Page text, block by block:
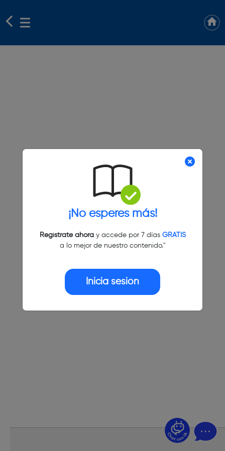
¡No esperes más!
Regístrate ahoray accede por 7 días GRATIS
a lo mejor de nuestro contenido."
Inicia sesión